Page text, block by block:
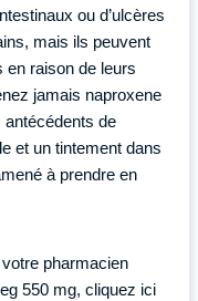
ou d’ulcères
mais ils peuvent
en raison de leurs
jamais naproxene
de
et un tintement dans
à prendre en
pharmacien
550 mg, cliquez ici